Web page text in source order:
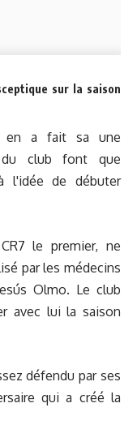
sur la saison
en a fait sa une
du club font que
l'idée de débuter
le premier, ne
par les médecins
Olmo. Le club
avec lui la saison
défendu par ses
qui a créé la